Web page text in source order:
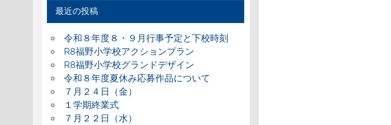
最近の投稿
令和８年度８・９月行事予定と下校時刻
R8福野小学校アクションプラン
R8福野小学校グランドデザイン
令和８年度夏休み応募作品について
７月２４日（金）
１学期終業式
７月２２日（水）